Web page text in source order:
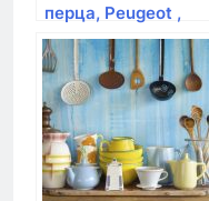
перца, Peugeot ,
Alaska Quartz, 17
см, серый, на бат.